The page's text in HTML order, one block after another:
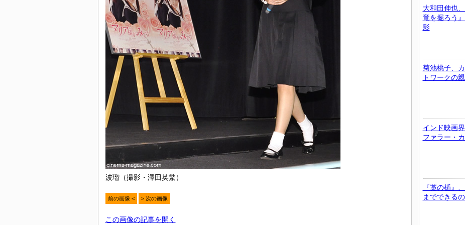
波瑠（撮影・澤田英繁）
前の画像 < > 次の画像
この画像の記事を開く
大和田伸也
竜を掘ろう
影
菊池桃子、
トワークの
インド映画
ファラー・
『藁の楯』
までできる